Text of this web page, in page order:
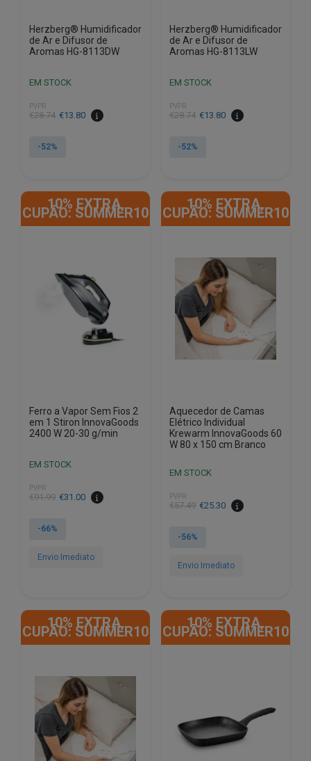
Herzberg® Humidificador
de Ar e Difusor de
Aromas HG-8113DW
EM STOCK
PVPR
€28.74
O
original
€13.80
O
atual
-52%
Herzberg® Humidificador
de Ar e Difusor de
Aromas HG-8113LW
EM STOCK
PVPR
€28.74
O
original
€13.80
O
atual
-52%
10% EXTRA,
CUPÃO: SUMMER10
Ferro a Vapor Sem Fios 2
em 1 Stiron InnovaGoods
2400 W 20-30 g/min
EM STOCK
PVPR
€91.99
O
original
€91.99.
€31.00
O
atual
€31.00.
-66%
Envio Imediato
10% EXTRA,
CUPÃO: SUMMER10
Aquecedor de Camas
Elétrico Individual
Krewarm InnovaGoods 60
W 80 x 150 cm Branco
EM STOCK
PVPR
€57.49
O
original
€57.49.
€25.30
O
atual
€25.30.
-56%
Envio Imediato
10% EXTRA,
CUPÃO: SUMMER10
10% EXTRA,
CUPÃO: SUMMER10